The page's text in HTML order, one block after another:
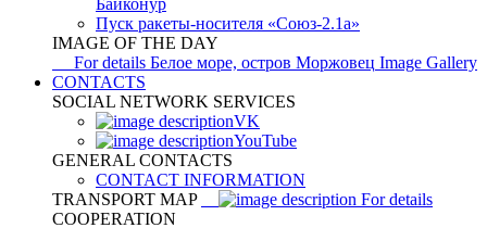
Байконур
Пуск ракеты-носителя «Союз-2.1а»
IMAGE OF THE DAY
For details Белое море, остров Моржовец Image Gallery
CONTACTS
SOCIAL NETWORK SERVICES
VK
YouTube
GENERAL CONTACTS
CONTACT INFORMATION
TRANSPORT MAP
For details
COOPERATION